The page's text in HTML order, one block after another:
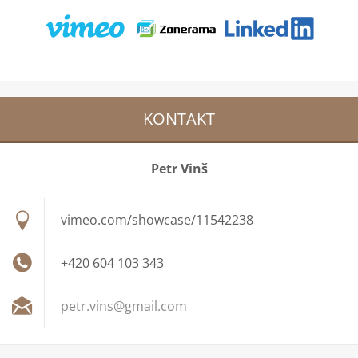
KONTAKT
Petr Vinš
vimeo.com/showcase/11542238
+420 604 103 343
petr.vins@gmail.com